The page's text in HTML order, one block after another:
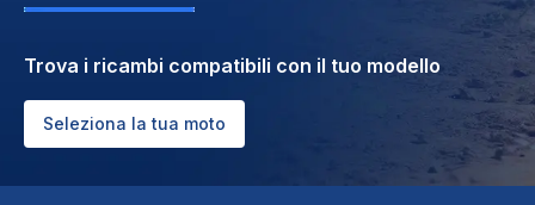
Trova i ricambi compatibili con il tuo modello
Seleziona la tua moto